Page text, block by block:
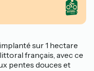
sur 1 hectare
français, avec ce
pentes douces et